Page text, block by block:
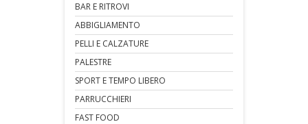
BAR E RITROVI
ABBIGLIAMENTO
PELLI E CALZATURE
PALESTRE
SPORT E TEMPO LIBERO
PARRUCCHIERI
FAST FOOD